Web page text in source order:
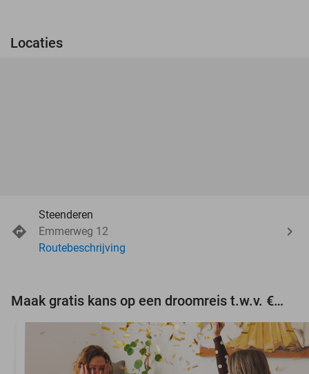
Locaties
Steenderen
Emmerweg 12
Routebeschrijving
Maak gratis kans op een droomreis t.w.v. €3.000!